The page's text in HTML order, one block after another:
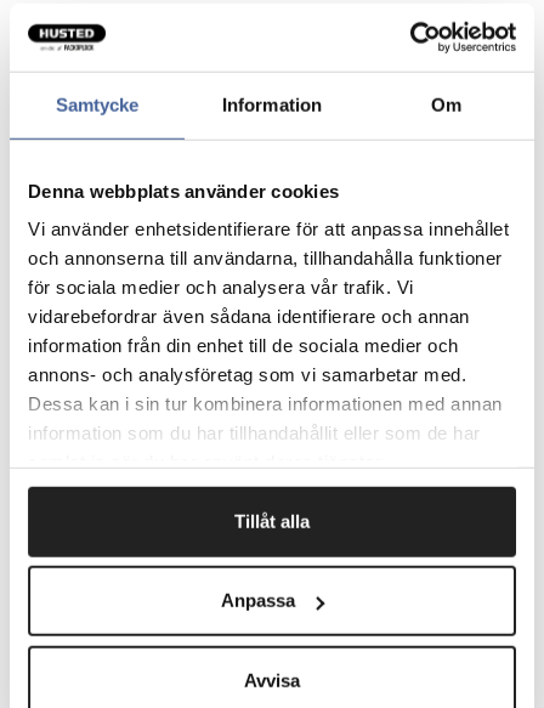
Samtycke Information Om
Denna webbplats använder cookies
Vi använder enhetsidentifierare för att anpassa innehållet
och annonserna till användarna, tillhandahålla funktioner
för sociala medier och analysera vår trafik. Vi
vidarebefordrar även sådana identifierare och annan
information från din enhet till de sociala medier och
annons- och analysföretag som vi samarbetar med.
Dessa kan i sin tur kombinera informationen med annan
information som du har tillhandahållit eller som de har
Tillåt alla
Anpassa
Avvisa
PP lavet af 100% genanvendt plast.
Fri for PVC og opløsningsmidler.
Kerne af 100% genbrugspapir.
Høj UV-modstand.
Pris pr. rulle
Fragtfrit når du handler for 1.900,-
inden kl 10
Artikelnr. Bredde mm
50
50